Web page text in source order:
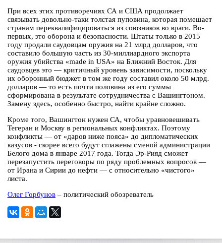
При всех этих противоречиях СА и США продолжает
связывать довольно-таки толстая пуповина, которая помешает
странам переквалифицироваться из союзников во враги. Во-
первых, это оборона и безопасности. Штаты только в 2015
году продали саудовцам оружия на 21 млрд долларов, что
составило большую часть из 30-миллиардного экспорта
оружия убийства «made in USA» на Ближний Восток. Для
саудовцев это — критичный уровень зависимости, поскольку
их оборонный бюджет в том же году составил около 50 млрд.
долларов — то есть почти половина из его суммы
сформирована в результате сотрудничества с Вашингтоном.
Замену здесь, особенно быстро, найти крайне сложно.
Кроме того, Вашингтон нужен СА, чтобы уравновешивать
Тегеран и Москву в региональных конфликтах. Поэтому
конфликты — от «даров ниже пояса» до дипломатических
казусов - скорее всего будут сглажены сменой администрации
Белого дома в январе 2017 года. Тогда Эр-Рияд сможет
перезапустить переговоры по ряду проблемных вопросов —
от Ирана и Сирии до нефти — с относительно «чистого»
листа.
Олег Горбунов – политический обозреватель